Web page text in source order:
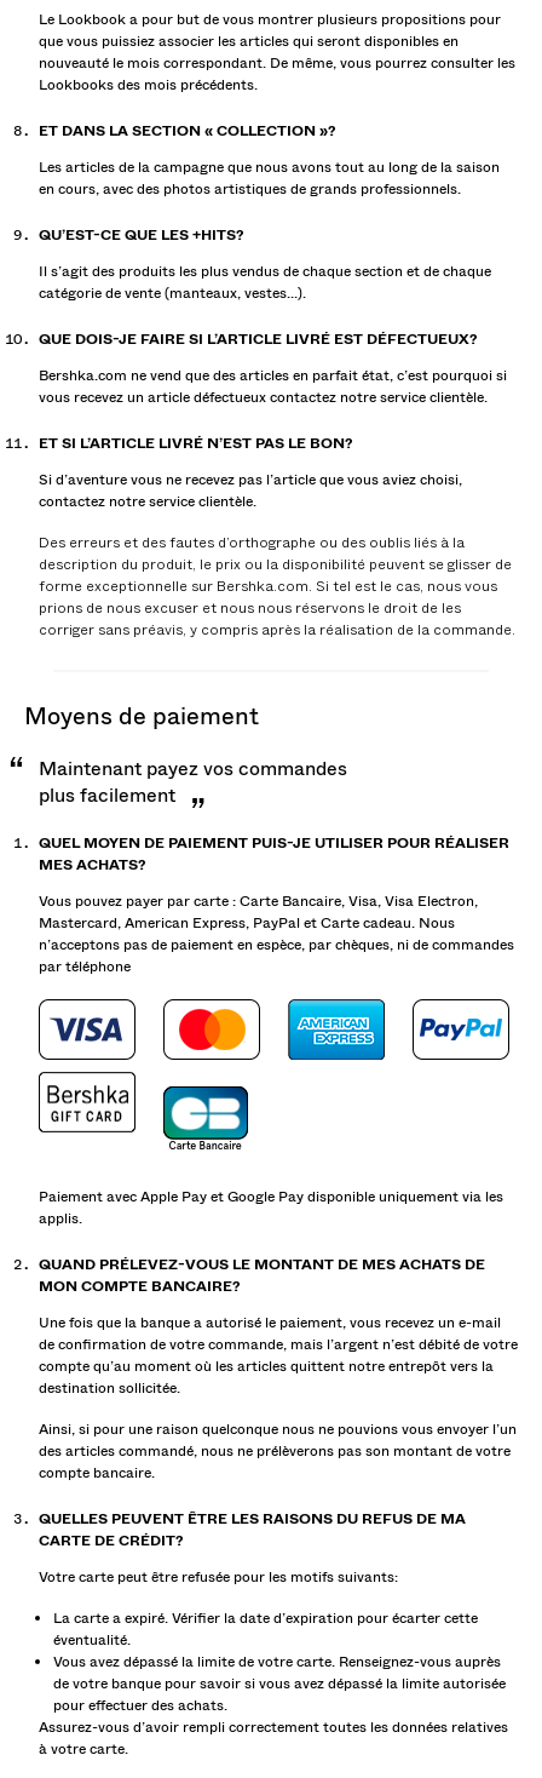
Le Lookbook a pour but de vous montrer plusieurs propositions pour
que vous puissiez associer les articles qui seront disponibles en
nouveauté le mois correspondant. De même, vous pourrez consulter les
Lookbooks des mois précédents.
ET DANS LA SECTION « COLLECTION »?
Les articles de la campagne que nous avons tout au long de la saison
en cours, avec des photos artistiques de grands professionnels.
QU’EST-CE QUE LES +HITS?
Il s’agit des produits les plus vendus de chaque section et de chaque
catégorie de vente (manteaux, vestes...).
QUE DOIS-JE FAIRE SI L’ARTICLE LIVRÉ EST DÉFECTUEUX?
Bershka.com ne vend que des articles en parfait état, c’est pourquoi si
vous recevez un article défectueux contactez notre service clientèle.
ET SI L’ARTICLE LIVRÉ N’EST PAS LE BON?
Si d’aventure vous ne recevez pas l’article que vous aviez choisi,
contactez notre service clientèle.
Des erreurs et des fautes d’orthographe ou des oublis liés à la
description du produit, le prix ou la disponibilité peuvent se glisser de
forme exceptionnelle sur Bershka.com. Si tel est le cas, nous vous
prions de nous excuser et nous nous réservons le droit de les
corriger sans préavis, y compris après la réalisation de la commande.
moyens de paiement
Maintenant payez vos commandes
plus facilement
QUEL MOYEN DE PAIEMENT PUIS-JE UTILISER POUR RÉALISER
MES ACHATS?
Vous pouvez payer par carte : Carte Bancaire, Visa, Visa Electron,
Mastercard, American Express, PayPal et Carte cadeau. Nous
n’acceptons pas de paiement en espèce, par chèques, ni de commandes
par téléphone
Paiement avec Apple Pay et Google Pay disponible uniquement via les
applis.
QUAND PRÉLEVEZ-VOUS LE MONTANT DE MES ACHATS DE
MON COMPTE BANCAIRE?
Une fois que la banque a autorisé le paiement, vous recevez un e-mail
de confirmation de votre commande, mais l’argent n’est débité de votre
compte qu’au moment où les articles quittent notre entrepôt vers la
destination sollicitée.
Ainsi, si pour une raison quelconque nous ne pouvions vous envoyer l’un
des articles commandé, nous ne prélèverons pas son montant de votre
compte bancaire.
QUELLES PEUVENT ÊTRE LES RAISONS DU REFUS DE MA
CARTE DE CRÉDIT?
Votre carte peut être refusée pour les motifs suivants:
La carte a expiré. Vérifier la date d’expiration pour écarter cette
éventualité.
Vous avez dépassé la limite de votre carte. Renseignez-vous auprès
de votre banque pour savoir si vous avez dépassé la limite autorisée
pour effectuer des achats.
Assurez-vous d’avoir rempli correctement toutes les données relatives
à votre carte.